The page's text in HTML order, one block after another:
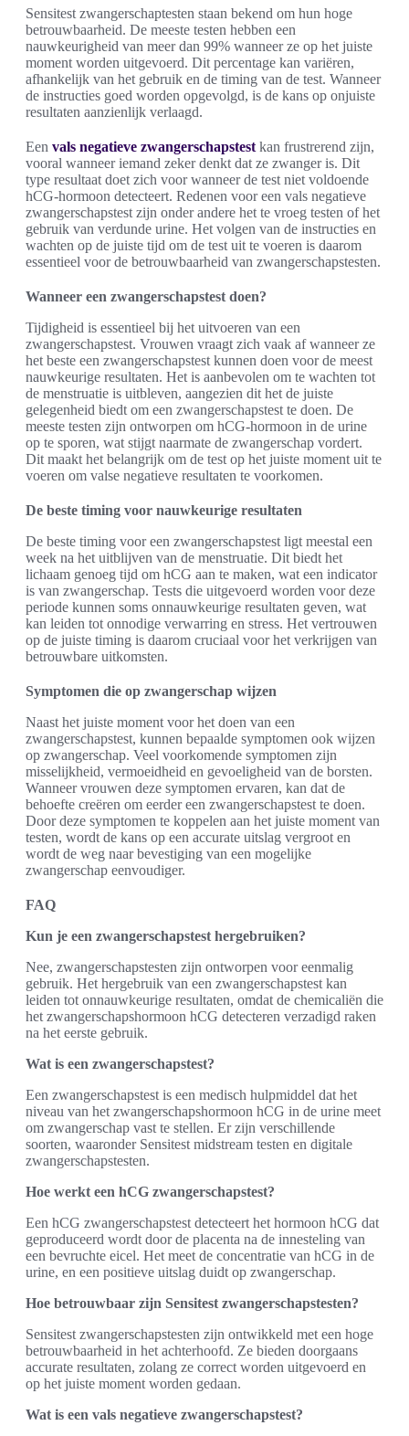
Sensitest zwangerschaptesten staan bekend om hun hoge
betrouwbaarheid. De meeste testen hebben een
nauwkeurigheid van meer dan 99% wanneer ze op het juiste
moment worden uitgevoerd. Dit percentage kan variëren,
afhankelijk van het gebruik en de timing van de test. Wanneer
de instructies goed worden opgevolgd, is de kans op onjuiste
resultaten aanzienlijk verlaagd.
Een vals negatieve zwangerschapstest kan frustrerend zijn,
vooral wanneer iemand zeker denkt dat ze zwanger is. Dit
type resultaat doet zich voor wanneer de test niet voldoende
hCG-hormoon detecteert. Redenen voor een vals negatieve
zwangerschapstest zijn onder andere het te vroeg testen of het
gebruik van verdunde urine. Het volgen van de instructies en
wachten op de juiste tijd om de test uit te voeren is daarom
essentieel voor de betrouwbaarheid van zwangerschapstesten.
Wanneer een zwangerschapstest doen?
Tijdigheid is essentieel bij het uitvoeren van een
zwangerschapstest. Vrouwen vraagt zich vaak af wanneer ze
het beste een zwangerschapstest kunnen doen voor de meest
nauwkeurige resultaten. Het is aanbevolen om te wachten tot
de menstruatie is uitbleven, aangezien dit het de juiste
gelegenheid biedt om een zwangerschapstest te doen. De
meeste testen zijn ontworpen om hCG-hormoon in de urine
op te sporen, wat stijgt naarmate de zwangerschap vordert.
Dit maakt het belangrijk om de test op het juiste moment uit te
voeren om valse negatieve resultaten te voorkomen.
De beste timing voor nauwkeurige resultaten
De beste timing voor een zwangerschapstest ligt meestal een
week na het uitblijven van de menstruatie. Dit biedt het
lichaam genoeg tijd om hCG aan te maken, wat een indicator
is van zwangerschap. Tests die uitgevoerd worden voor deze
periode kunnen soms onnauwkeurige resultaten geven, wat
kan leiden tot onnodige verwarring en stress. Het vertrouwen
op de juiste timing is daarom cruciaal voor het verkrijgen van
betrouwbare uitkomsten.
Symptomen die op zwangerschap wijzen
Naast het juiste moment voor het doen van een
zwangerschapstest, kunnen bepaalde symptomen ook wijzen
op zwangerschap. Veel voorkomende symptomen zijn
misselijkheid, vermoeidheid en gevoeligheid van de borsten.
Wanneer vrouwen deze symptomen ervaren, kan dat de
behoefte creëren om eerder een zwangerschapstest te doen.
Door deze symptomen te koppelen aan het juiste moment van
testen, wordt de kans op een accurate uitslag vergroot en
wordt de weg naar bevestiging van een mogelijke
zwangerschap eenvoudiger.
FAQ
Kun je een zwangerschapstest hergebruiken?
Nee, zwangerschapstesten zijn ontworpen voor eenmalig
gebruik. Het hergebruik van een zwangerschapstest kan
leiden tot onnauwkeurige resultaten, omdat de chemicaliën die
het zwangerschapshormoon hCG detecteren verzadigd raken
na het eerste gebruik.
Wat is een zwangerschapstest?
Een zwangerschapstest is een medisch hulpmiddel dat het
niveau van het zwangerschapshormoon hCG in de urine meet
om zwangerschap vast te stellen. Er zijn verschillende
soorten, waaronder Sensitest midstream testen en digitale
zwangerschapstesten.
Hoe werkt een hCG zwangerschapstest?
Een hCG zwangerschapstest detecteert het hormoon hCG dat
geproduceerd wordt door de placenta na de innesteling van
een bevruchte eicel. Het meet de concentratie van hCG in de
urine, en een positieve uitslag duidt op zwangerschap.
Hoe betrouwbaar zijn Sensitest zwangerschapstesten?
Sensitest zwangerschapstesten zijn ontwikkeld met een hoge
betrouwbaarheid in het achterhoofd. Ze bieden doorgaans
accurate resultaten, zolang ze correct worden uitgevoerd en
op het juiste moment worden gedaan.
Wat is een vals negatieve zwangerschapstest?